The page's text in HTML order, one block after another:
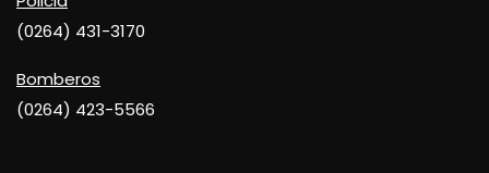
(0264) 431-3170
Bomberos
(0264) 423-5566